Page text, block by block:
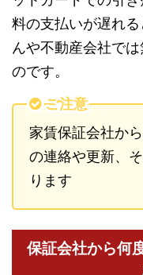
料の支払いが遅れ
んや不動産会社で
のです。
ご注意
家賃保証会社か
の連絡や更新、
ります
保証会社から何